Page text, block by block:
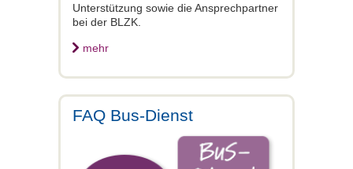
Unterstützung sowie die Ansprechpartner
bei der BLZK.
mehr
FAQ Bus-Dienst